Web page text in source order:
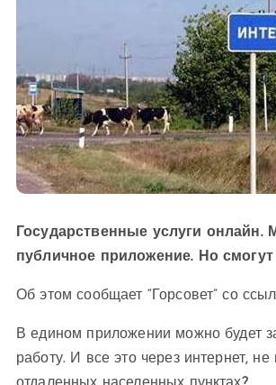
Государственные услуги
публичное приложение. Но
Об этом сообщает “Горсовет” со
В едином приложении можно будет
работу. И все это через интернет,